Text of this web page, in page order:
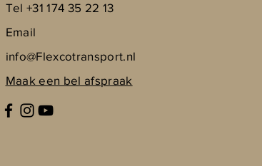
Tel +31 174 35 22 13
Email
info@Flexcotransport.nl
Maak een bel afspraak